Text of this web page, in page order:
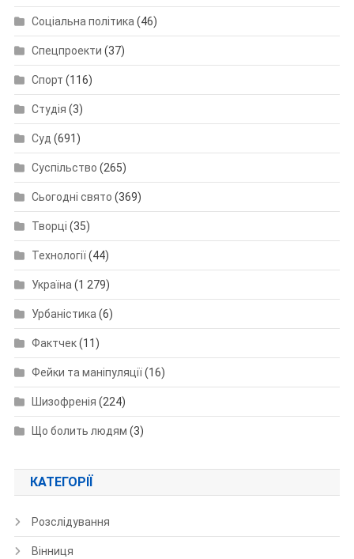
Соціальна політика (46)
Спецпроекти (37)
Спорт (116)
Студія (3)
Суд (691)
Суспільство (265)
Сьогодні свято (369)
Творці (35)
Технології(44)
Україна (1 279)
Урбаністика (6)
Фактчек(11)
Фейки та маніпуляції(16)
Шизофренія (224)
Що болить людям (3)
КАТЕГОРІЇ
Розслідування
Вінниця